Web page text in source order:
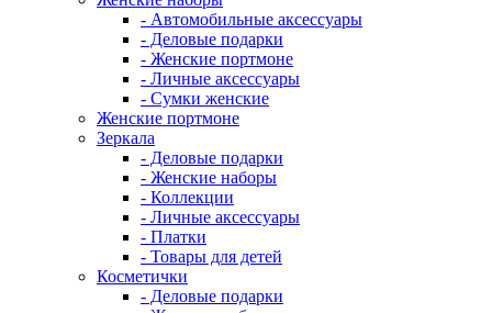
- Автомобильные аксессуары
- Деловые подарки
- Женские портмоне
- Личные аксессуары
- Сумки женские
Женские портмоне
Зеркала
- Деловые подарки
- Женские наборы
- Коллекции
- Личные аксессуары
- Платки
- Товары для детей
Косметички
- Деловые подарки